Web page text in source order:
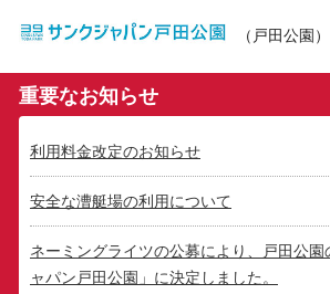
（戸田公園）
重要なお知らせ
利用料金改定のお知らせ
安全な漕艇場の利用について
ネーミングライツの公募により、戸田公園
ャパン戸田公園」に決定しました。